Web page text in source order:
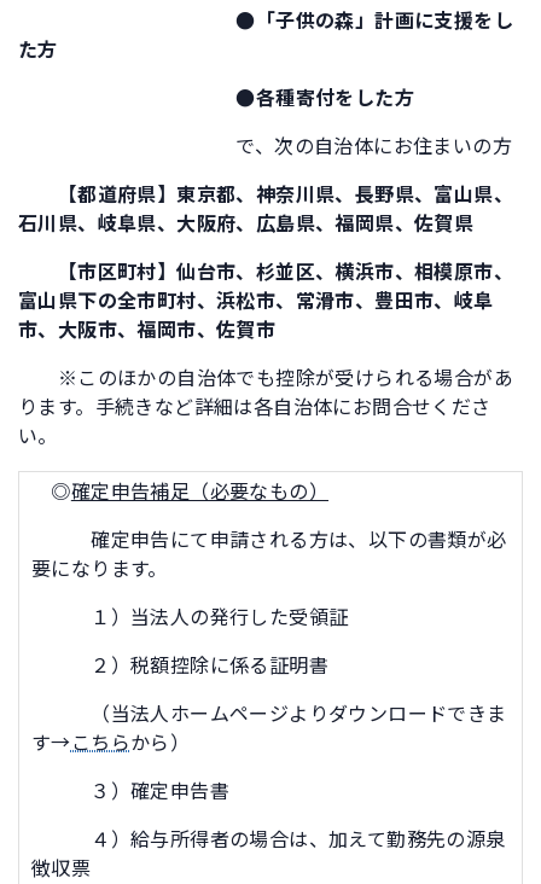
●「子供の森」計画に支援をし
た方
●各種寄付をした方
で、次の自治体にお住まいの方
【都道府県】東京都、神奈川県、長野県、富山県、
石川県、岐阜県、大阪府、広島県、福岡県、佐賀県
【市区町村】仙台市、杉並区、横浜市、相模原市、
富山県下の全市町村、浜松市、常滑市、豊田市、岐阜
市、大阪市、福岡市、佐賀市
※このほかの自治体でも控除が受けられる場合があ
ります。手続きなど詳細は各自治体にお問合せくださ
い。
◎確定申告補足（必要なもの）
確定申告にて申請される方は、以下の書類が必
要になります。
１）当法人の発行した受領証
２）税額控除に係る証明書
（当法人ホームページよりダウンロードできま
す→こちらから）
３）確定申告書
４）給与所得者の場合は、加えて勤務先の源泉
徴収票